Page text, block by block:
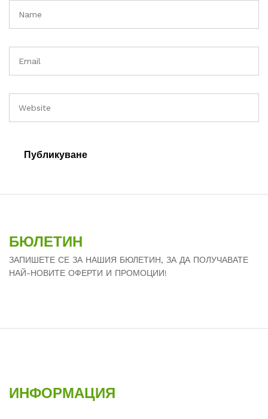
БЮЛЕТИН
ЗАПИШЕТЕ СЕ ЗА НАШИЯ БЮЛЕТИН, ЗА ДА ПОЛУЧАВАТЕ
НАЙ-НОВИТЕ ОФЕРТИ И ПРОМОЦИИ!
ИНФОРМАЦИЯ